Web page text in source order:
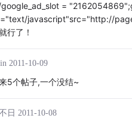
=
javascript"src="http://
行了！
2011-10-09
5个帖子,一个没结~
日 2011-10-08